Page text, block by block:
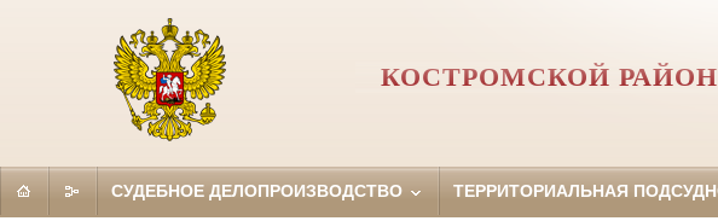
КОСТРОМСКОЙ
СУДЕБНОЕ ДЕЛОПРОИЗВОДСТВО ТЕРРИТОРИАЛЬНАЯ